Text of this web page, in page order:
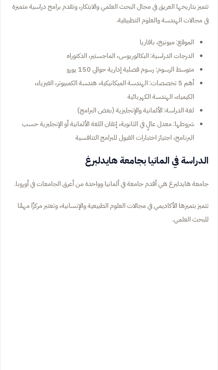
تتميز بتاريخها العريق في مجال البحث العلمي والابتكار، وتقدم برامج دراسية متميزة
في مجالات الهندسة والعلوم التطبيقية.
الموقع: ميونيخ، بافاريا
الدرجات الدراسية: البكالوريوس، الماجستير، الدكتوراه
متوسط الرسوم: رسوم فصلية إدارية حوالي 150 يورو
أهم 5 تخصصات: الهندسة الميكانيكية، هندسة الكمبيوتر، الفيزياء،
الكيمياء، الهندسة الكهربائية
لغة الدراسة: الألمانية والإنجليزية (بعض البرامج)
شروطها: معدل عالٍ في الثانوية، إتقان اللغة الألمانية أو الإنجليزية حسب
البرنامج، اجتياز اختبارات القبول للبرامج التنافسية
الدراسة في المانيا بجامعة هايدلبرغ
جامعة هايدلبرغ هي أقدم جامعة في ألمانيا وواحدة من أعرق الجامعات في أوروبا.
تتميز بتميزها الأكاديمي في مجالات العلوم الطبيعية والإنسانية، وتعتبر مركزًا مهمًا
للبحث العلمي.